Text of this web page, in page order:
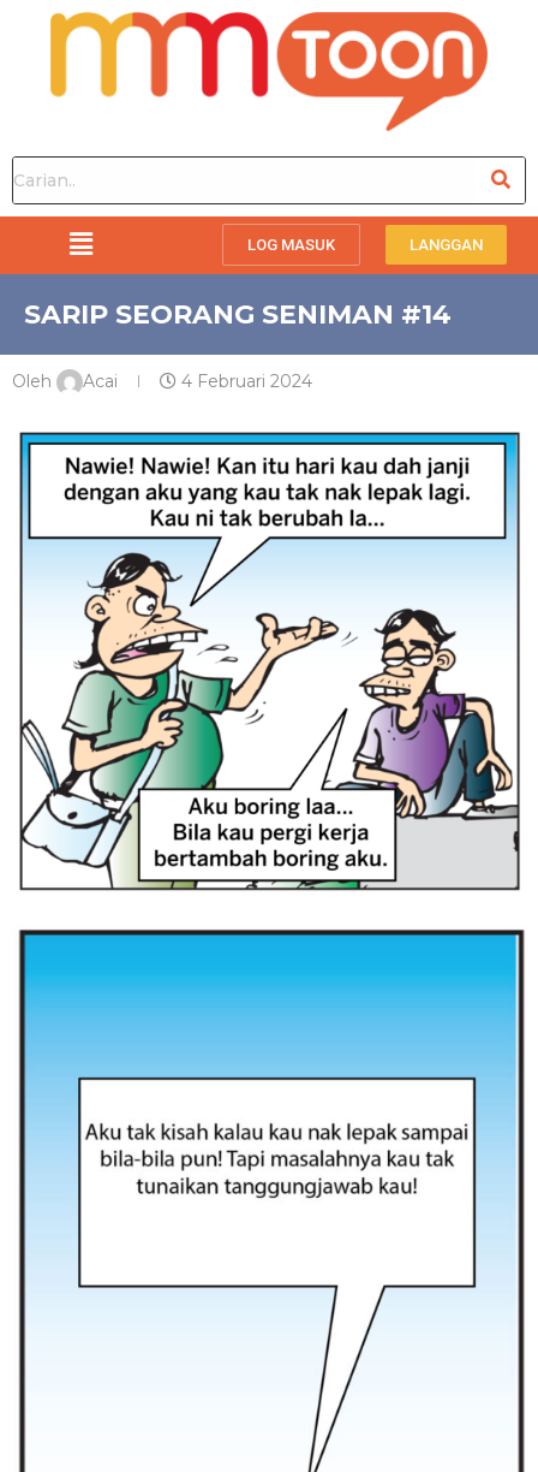
LOG MASUK LANGGAN
SARIP SEORANG SENIMAN #14
Oleh Acai 4 Februari 2024